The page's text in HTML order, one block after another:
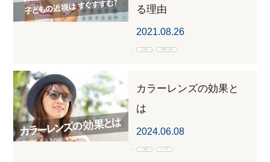
る理由
2021.08.26
メガネ 子供メガネ
カラーレンズの効果と
は
2024.06.08
メガネ レンズ